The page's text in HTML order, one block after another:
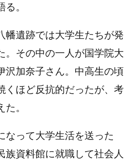
。
遺跡では大学生たちが発
。その中の一人が国学院大
沢加奈子さん。中高生の頃
くほど反抗的だったが、考
。
って大学生活を送った
族資料館に就職して社会人